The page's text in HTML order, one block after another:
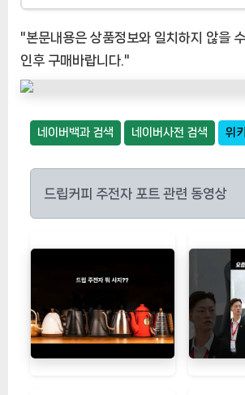
"본문내용은 상품정보와 일치하지 않을
인후 구매바랍니다."
네이버백과 검색 네이버사전 검색 위
드립커피 주전자 포트 관련 동영상